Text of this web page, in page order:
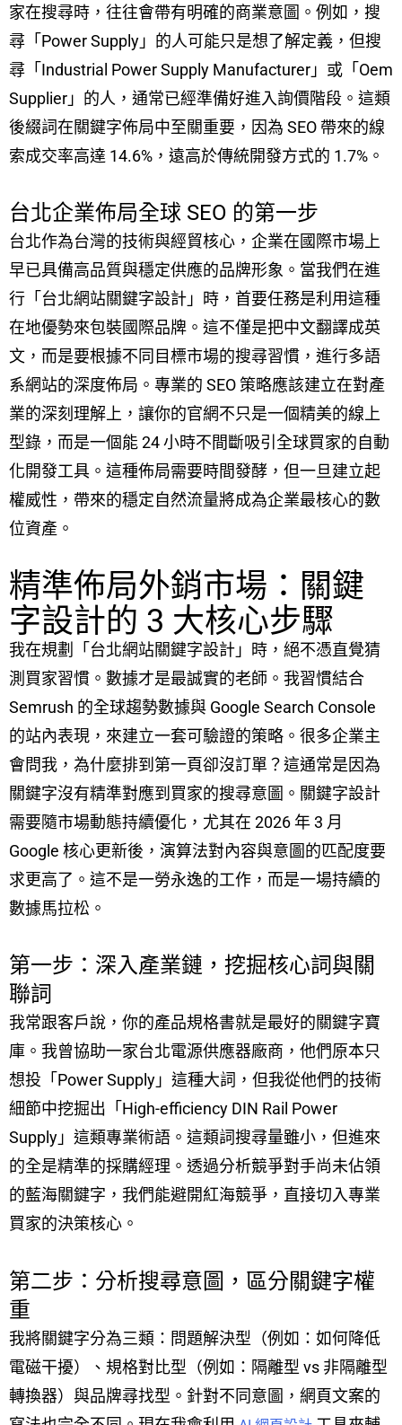
家在搜尋時，往往會帶有明確的商業意圖。例如，搜
尋「Power Supply」的人可能只是想了解定義，但搜
尋「Industrial Power Supply Manufacturer」或「Oem
Supplier」的人，通常已經準備好進入詢價階段。這類
後綴詞在關鍵字佈局中至關重要，因為 SEO 帶來的線
索成交率高達 14.6%，遠高於傳統開發方式的 1.7%。
台北企業佈局全球 SEO 的第一步
台北作為台灣的技術與經貿核心，企業在國際市場上
早已具備高品質與穩定供應的品牌形象。當我們在進
行「台北網站關鍵字設計」時，首要任務是利用這種
在地優勢來包裝國際品牌。這不僅是把中文翻譯成英
文，而是要根據不同目標市場的搜尋習慣，進行多語
系網站的深度佈局。專業的 SEO 策略應該建立在對產
業的深刻理解上，讓你的官網不只是一個精美的線上
型錄，而是一個能 24 小時不間斷吸引全球買家的自動
化開發工具。這種佈局需要時間發酵，但一旦建立起
權威性，帶來的穩定自然流量將成為企業最核心的數
位資產。
精準佈局外銷市場：關鍵
字設計的 3 大核心步驟
我在規劃「台北網站關鍵字設計」時，絕不憑直覺猜
測買家習慣。數據才是最誠實的老師。我習慣結合
Semrush 的全球趨勢數據與 Google Search Console
的站內表現，來建立一套可驗證的策略。很多企業主
會問我，為什麼排到第一頁卻沒訂單？這通常是因為
關鍵字沒有精準對應到買家的搜尋意圖。關鍵字設計
需要隨市場動態持續優化，尤其在 2026 年 3 月
Google 核心更新後，演算法對內容與意圖的匹配度要
求更高了。這不是一勞永逸的工作，而是一場持續的
數據馬拉松。
第一步：深入產業鏈，挖掘核心詞與關
聯詞
我常跟客戶說，你的產品規格書就是最好的關鍵字寶
庫。我曾協助一家台北電源供應器廠商，他們原本只
想投「Power Supply」這種大詞，但我從他們的技術
細節中挖掘出「High-efficiency DIN Rail Power
Supply」這類專業術語。這類詞搜尋量雖小，但進來
的全是精準的採購經理。透過分析競爭對手尚未佔領
的藍海關鍵字，我們能避開紅海競爭，直接切入專業
買家的決策核心。
第二步：分析搜尋意圖，區分關鍵字權
重
我將關鍵字分為三類：問題解決型（例如：如何降低
電磁干擾）、規格對比型（例如：隔離型 vs 非隔離型
轉換器）與品牌尋找型。針對不同意圖，網頁文案的